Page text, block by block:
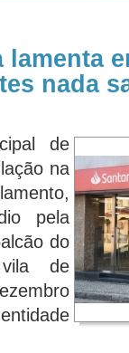
lamenta
nada
de
na
pela
do
de